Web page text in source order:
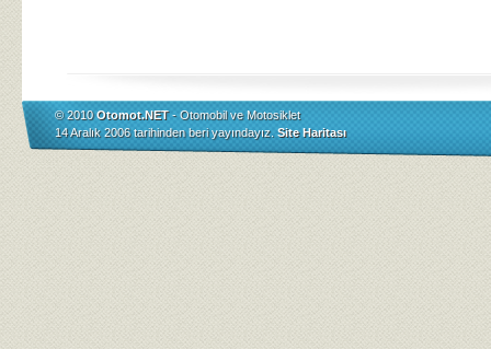
© 2010Otomot.NET- Otomobil ve Motosiklet
14 Aralık 2006 tarihinden beri yayındayız. Site Haritası